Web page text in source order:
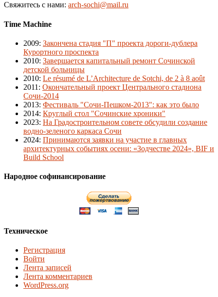
Свяжитесь с нами: arch-sochi@mail.ru
Time Machine
2009: Закончена стадия "П" проекта дороги-дублера
Курортного проспекта
2010: Завершается капитальный ремонт Сочинской
детской больницы
2010: Le résumé de L’Architecture de Sotchi, de 2 à 8 août
2011 : Окончательный проект Центрального стадиона
Сочи-2014
2013: Фестиваль "Сочи-Пешком-2013": как это было
2014: Круглый стол "Сочинские хроники"
2023: На Градостроительном совете обсудили создание
водно-зеленого каркаса Сочи
2024: Принимаются заявки на участие в главных
архитектурных событиях осени: «Зодчестве 2024», BIF и
Build School
Народное софинансирование
Техническое
Регистрация
Войти
Лента записей
Лента комментариев
WordPress.org